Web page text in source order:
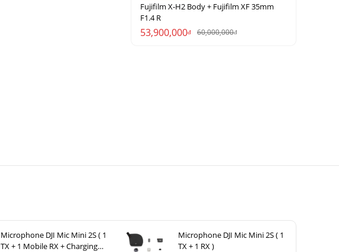
Fujifilm X-H2 Body + Fujifilm XF 35mm
F1.4 R
53,900,000đ 60,000,000đ
Microphone DJI Mic Mini 2S ( 1
TX + 1 Mobile RX + Charging
Microphone DJI Mic Mini 2S ( 1
TX + 1 RX )